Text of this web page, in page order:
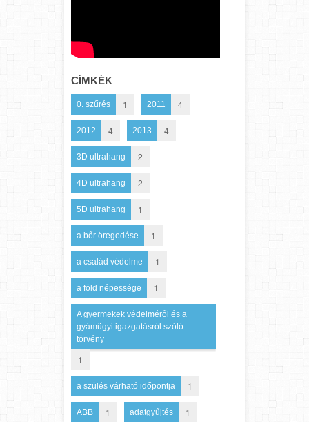
CÍMKÉK
0. szűrés 1 2011 4
2012 4 2013 4
3D ultrahang 2
4D ultrahang 2
5D ultrahang 1
a bőr öregedése 1
a család védelme 1
a föld népessége 1
A gyermekek védelméről és a
gyámügyi igazgatásról szóló
törvény
1
a szülés várható időpontja 1
ABB 1 adatgyűjtés 1